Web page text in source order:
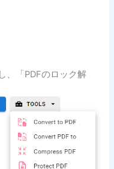
、「PDFのロック解